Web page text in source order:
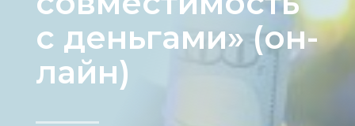
с деньгами» (он-
лайн)